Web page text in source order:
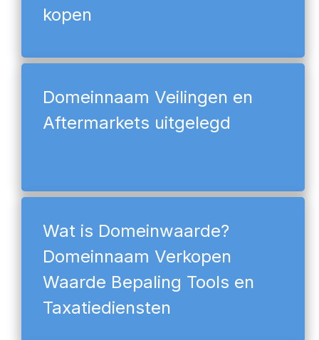
kopen
Domeinnaam Veilingen en
Aftermarkets uitgelegd
Wat is Domeinwaarde?
Domeinnaam Verkopen
Waarde Bepaling Tools en
Taxatiediensten